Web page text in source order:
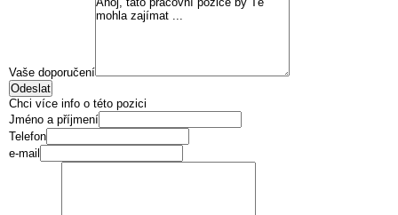
Vaše doporučení
Chci více info o této pozici
Jméno a příjmení
Telefon
e-mail